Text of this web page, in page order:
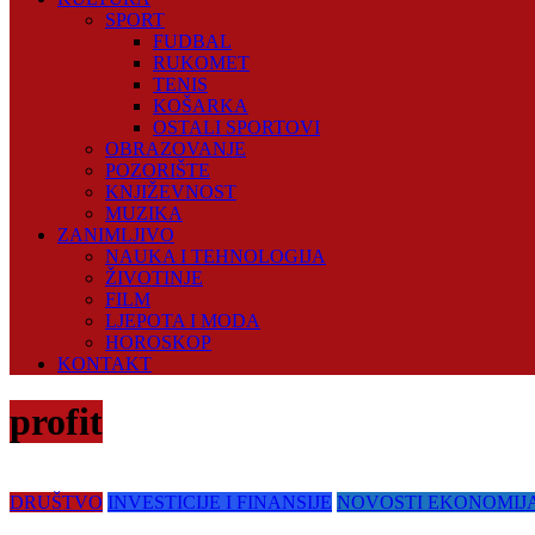
SPORT
FUDBAL
RUKOMET
TENIS
KOŠARKA
OSTALI SPORTOVI
OBRAZOVANJE
POZORIŠTE
KNJIŽEVNOST
MUZIKA
ZANIMLJIVO
NAUKA I TEHNOLOGIJA
ŽIVOTINJE
FILM
LJEPOTA I MODA
HOROSKOP
KONTAKT
profit
DRUŠTVO INVESTICIJE I FINANSIJE NOVOSTI